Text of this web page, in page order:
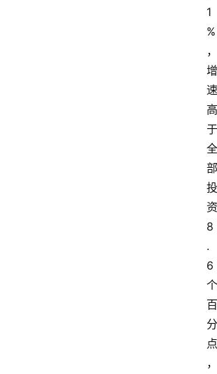
1
%
，
增
速
高
于
全
部
投
资
8
.
6
个
百
分
点
，